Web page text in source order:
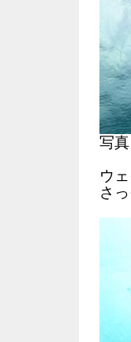
写
ウ
さ